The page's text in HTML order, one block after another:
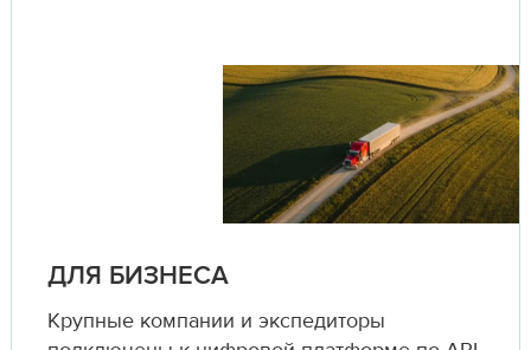
ДЛЯ БИЗНЕСА
Крупные компании и экспедиторы